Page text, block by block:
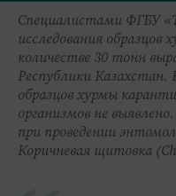
Специалистами ФГБУ
исследования
количестве 30 тонн
Республики Казахстан.
образцов хурмы
организмов не
при проведении
Коричневая щитовка